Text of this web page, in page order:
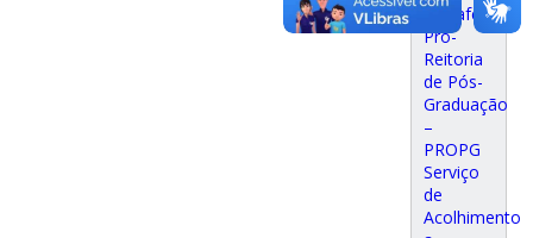
(Proafe)
Pró-
Reitoria
de Pós-
Graduação
–
PROPG
Serviço
de
Acolhimento